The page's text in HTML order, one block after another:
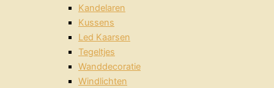
Kandelaren
Kussens
Led Kaarsen
Tegeltjes
Wanddecoratie
Windlichten